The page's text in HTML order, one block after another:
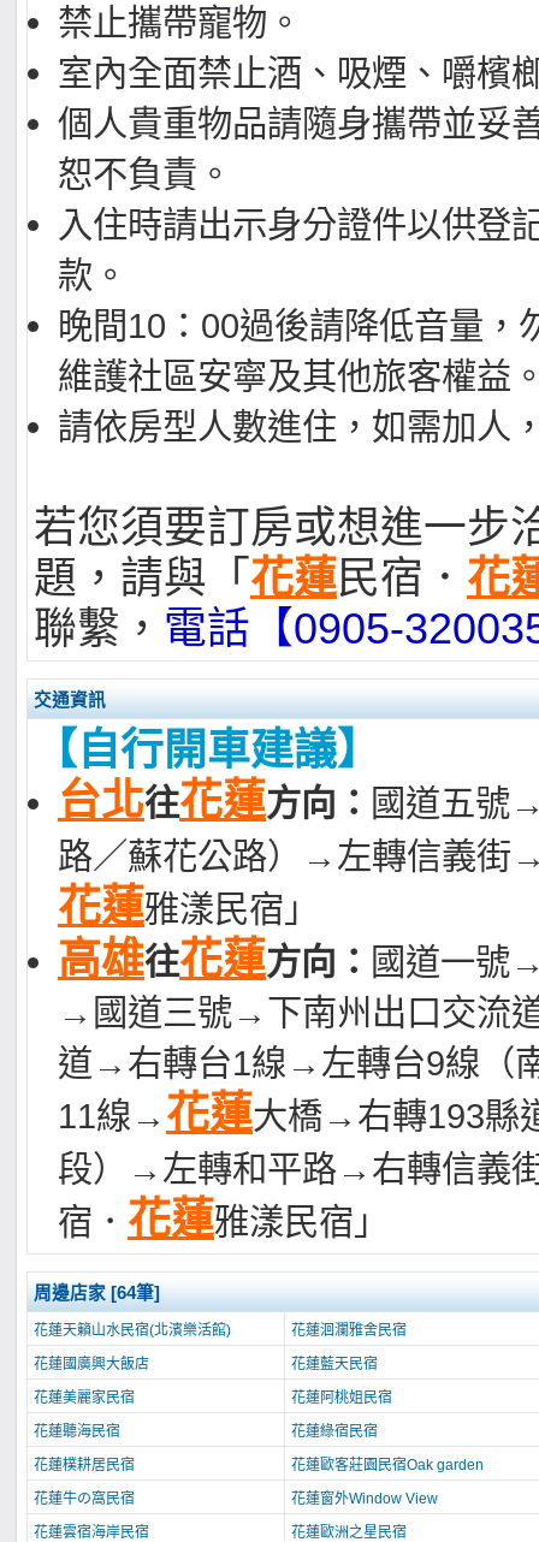
禁止攜帶寵物。
室內全面禁止酒、吸煙、嚼檳
個人貴重物品請隨身攜帶並妥
恕不負責。
入住時請出示身分證件以供登
款。
晚間10：00過後請降低音量，
維護社區安寧及其他旅客權益
請依房型人數進住，如需加人
若您須要訂房或想進一步
題，請與「 花蓮民宿． 花
聯繫， 電話【0905-
交通資訊
【自行開車建議】
台北往花蓮方向： 國道五號
路／蘇花公路）→左轉信義街
花蓮雅漾民宿」
高雄往花蓮方向： 國道一號
→國道三號→下南州出口交流
道→右轉台1線→左轉台9線（
11線→ 花蓮大橋→右轉193縣
段）→左轉和平路→右轉信義
宿． 花蓮雅漾民宿」
周邊店家 [64筆]
花蓮天籟山水民宿(北濱樂活館)
花蓮洄瀾雅舍民宿
花蓮國廣興大飯店
花蓮藍天民宿
花蓮美麗家民宿
花蓮阿桃姐民宿
花蓮聽海民宿
花蓮綠宿民宿
花蓮樸耕居民宿
花蓮歐客莊園民宿Oak garden
花蓮牛の窩民宿
花蓮窗外Window View
花蓮雲宿海岸民宿
花蓮歐洲之星民宿